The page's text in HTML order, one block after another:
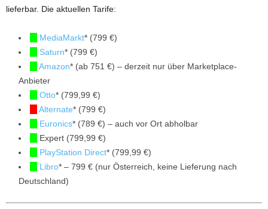
lieferbar. Die aktuellen Tarife:
MediaMarkt* (799 €)
Saturn* (799 €)
Amazon* (ab 751 €) – derzeit nur über Marketplace-
Anbieter
Otto* (799,99 €)
Alternate* (799 €)
Euronics* (789 €) – auch vor Ort abholbar
Expert (799,99 €)
PlayStation Direct* (799,99 €)
Libro* – 799 € (nur Österreich, keine Lieferung nach
Deutschland)